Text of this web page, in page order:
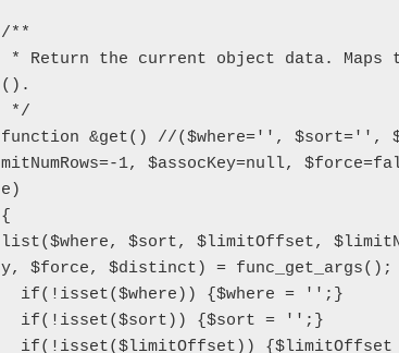
/**
* Return the current object data. Maps
().
function &get() //($where='', $sort='',
mitNumRows=-1, $assocKey=null,
e)
{
list($where, $sort, $limitOffset,
y, $force, $distinct) = func_get_args();
if(!isset($where)) {$where = '';}